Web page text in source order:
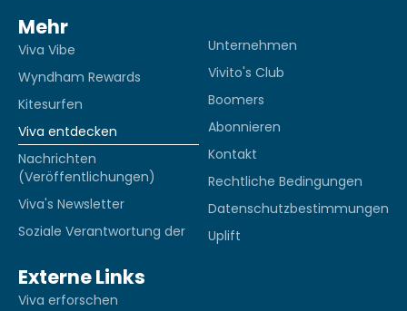
Mehr
Viva Vibe
Wyndham Rewards
Kitesurfen
Viva entdecken
Nachrichten
(Veröffentlichungen)
Viva's Newsletter
Soziale Verantwortung der
Unternehmen
Vivito's Club
Boomers
Abonnieren
Kontakt
Rechtliche Bedingungen
Datenschutzbestimmungen
Uplift
Externe Links
Viva erforschen